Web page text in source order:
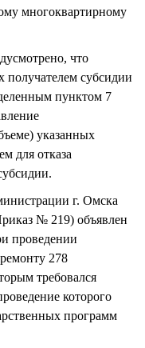
многоквартирному
что
получателем субсидии
пунктом 7
указанных
для отказа
г. Омска
№ 219) объявлен
проведении
278
требовался
которого
программ